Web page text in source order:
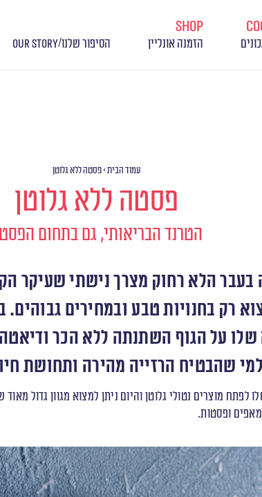
shop
הזמנה אונליין הסיפור שלנו/
OUR STORY
עמוד הבית>פסטה ללא גלוטן
פסטה ללא גלוטן
הטרנד הבריאותי, גם בתחום
בעבר הלא רחוק מצרך נישתי שעיקר
רק בחנויות טבע ובמחירים
על הגוף השתנתה ללא הכר
שהבטיח הרזייה מהירה ותחושת
לפתח מוצרים נטולי גלוטן והיום ניתן למצוא מגוון גדול
ופסטות.